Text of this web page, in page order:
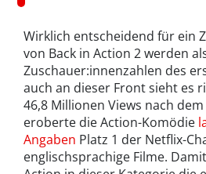
Wirklich entscheidend für ein
von Back in Action 2 werden
Zuschauer:innenzahlen des
auch an dieser Front sieht es
46,8 Millionen Views nach
eroberte die Action-Komödie
Angaben Platz 1 der Netflix-
englischsprachige Filme.